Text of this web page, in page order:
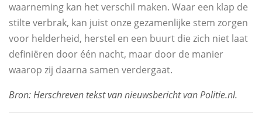
waarneming kan het verschil maken. Waar een klap de
stilte verbrak, kan juist onze gezamenlijke stem zorgen
voor helderheid, herstel en een buurt die zich niet laat
definiëren door één nacht, maar door de manier
waarop zij daarna samen verdergaat.